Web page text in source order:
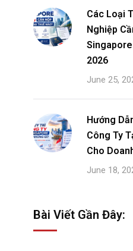
Các Loại
Nghiệp
2026
June 25,
Hướng
Công Ty
Cho
June 18,
Bài Viết Gần Đây: